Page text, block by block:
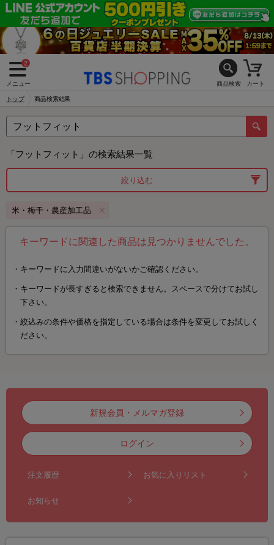
2
メニュー 商品検索 カート
トップ 商品検索結果
「フットフィット」の検索結果一覧
絞り込む
米・梅干・農産加工品
キーワードに関連した商品は見つかりませんでした。
キーワードに入力間違いがないかご確認ください。
キーワードが長すぎると検索できません。スペースで分けてお試し
下さい。
絞込みの条件や価格を指定している場合は条件を変更してお試しく
ださい。
新規会員・メルマガ登録
ログイン
注文履歴 お気に入りリスト
お知らせ